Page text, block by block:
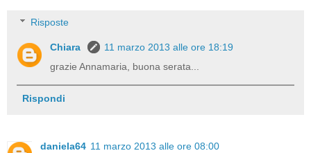
Risposte
Chiara
11 marzo 2013 alle ore 18:19
grazie Annamaria, buona serata...
Rispondi
daniela64 11 marzo 2013 alle ore 08:00